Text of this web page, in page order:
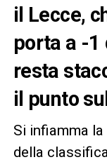
il Lecce,
porta a -1
resta
il punto
Si infiamma
della